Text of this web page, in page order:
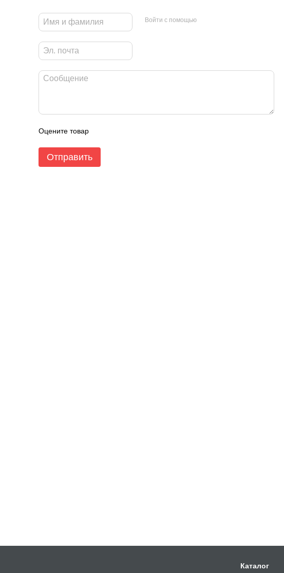
Войти с помощью
Оцените товар
Отправить
Каталог